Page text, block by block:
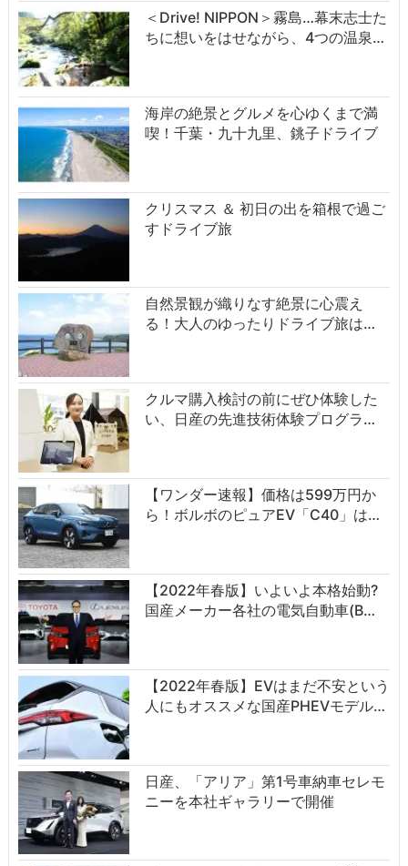
＜Drive! NIPPON＞霧島…幕末志士た
ちに想いをはせながら、4つの温泉…
海岸の絶景とグルメを心ゆくまで満
喫！千葉・九十九里、銚子ドライブ
クリスマス ＆ 初日の出を箱根で過ご
すドライブ旅
自然景観が織りなす絶景に心震え
る！大人のゆったりドライブ旅は…
クルマ購入検討の前にぜひ体験した
い、日産の先進技術体験プログラ…
【ワンダー速報】価格は599万円か
ら！ボルボのピュアEV「C40」は…
【2022年春版】いよいよ本格始動?
国産メーカー各社の電気自動車(B…
【2022年春版】EVはまだ不安という
人にもオススメな国産PHEVモデル…
日産、「アリア」第1号車納車セレモ
ニーを本社ギャラリーで開催